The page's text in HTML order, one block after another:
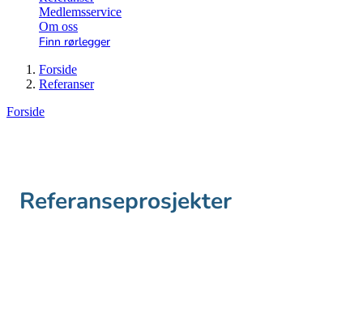
Medlemsservice
Om oss
Finn rørlegger
Forside
Referanser
Forside
Referanseprosjekter